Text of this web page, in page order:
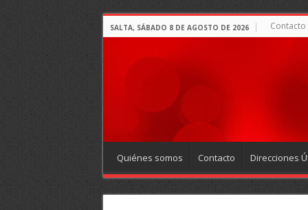
SALTA, SÁBADO 8 DE AGOSTO DE 2026 Contacto
Quiénes somos Contacto Direcciones